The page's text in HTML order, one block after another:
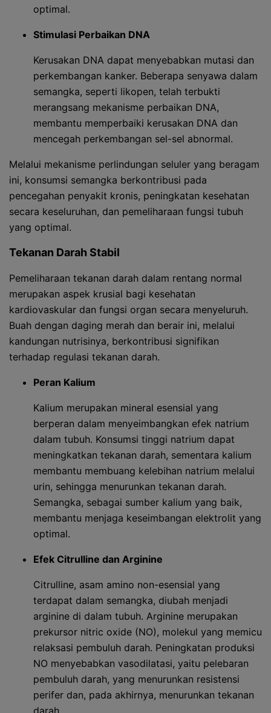
optimal.
Stimulasi Perbaikan DNA
Kerusakan DNA dapat menyebabkan mutasi dan
perkembangan kanker. Beberapa senyawa dalam
semangka, seperti likopen, telah terbukti
merangsang mekanisme perbaikan DNA,
membantu memperbaiki kerusakan DNA dan
mencegah perkembangan sel-sel abnormal.
Melalui mekanisme perlindungan seluler yang beragam
ini, konsumsi semangka berkontribusi pada
pencegahan penyakit kronis, peningkatan kesehatan
secara keseluruhan, dan pemeliharaan fungsi tubuh
yang optimal.
Tekanan Darah Stabil
Pemeliharaan tekanan darah dalam rentang normal
merupakan aspek krusial bagi kesehatan
kardiovaskular dan fungsi organ secara menyeluruh.
Buah dengan daging merah dan berair ini, melalui
kandungan nutrisinya, berkontribusi signifikan
terhadap regulasi tekanan darah.
Peran Kalium
Kalium merupakan mineral esensial yang
berperan dalam menyeimbangkan efek natrium
dalam tubuh. Konsumsi tinggi natrium dapat
meningkatkan tekanan darah, sementara kalium
membantu membuang kelebihan natrium melalui
urin, sehingga menurunkan tekanan darah.
Semangka, sebagai sumber kalium yang baik,
membantu menjaga keseimbangan elektrolit yang
optimal.
Efek Citrulline dan Arginine
Citrulline, asam amino non-esensial yang
terdapat dalam semangka, diubah menjadi
arginine di dalam tubuh. Arginine merupakan
prekursor nitric oxide (NO), molekul yang memicu
relaksasi pembuluh darah. Peningkatan produksi
NO menyebabkan vasodilatasi, yaitu pelebaran
pembuluh darah, yang menurunkan resistensi
perifer dan, pada akhirnya, menurunkan tekanan
darah.